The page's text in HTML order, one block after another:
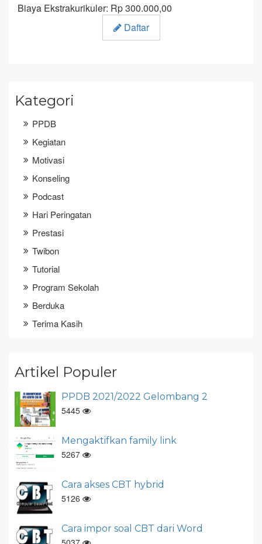
Biaya Ekstrakurikuler: Rp 300.000,00
Daftar
Kategori
PPDB
Kegiatan
Motivasi
Konseling
Podcast
Hari Peringatan
Prestasi
Twibon
Tutorial
Program Sekolah
Berduka
Terima Kasih
Artikel Populer
PPDB 2021/2022 Gelombang 2
5445
Mengaktifkan family link
5267
Cara akses CBT hybrid
5126
Cara impor soal CBT dari Word